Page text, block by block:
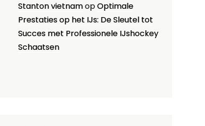
Stanton vietnamopOptimale
Prestaties op het IJs: De Sleutel tot
Succes met Professionele IJshockey
Schaatsen